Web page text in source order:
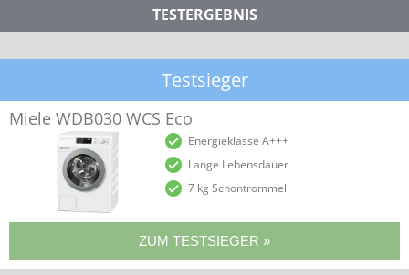
TESTERGEBNIS
Testsieger
Miele WDB030 WCS Eco
Energieklasse A+++
Lange Lebensdauer
7 kg Schontrommel